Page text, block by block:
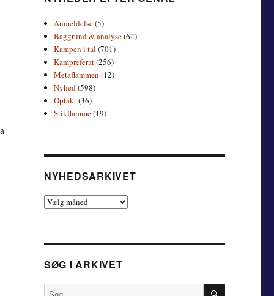
Anmeldelse(5)
Baggrund & analyse(62)
Kampen i tal (701)
Kampreferat(256)
Metaflammen (12)
Nyhed(598)
Optakt(36)
Stikflamme(19)
NYHEDSARKIVET
Nyhedsarkivet
SØG I ARKIVET
Søg
SØG